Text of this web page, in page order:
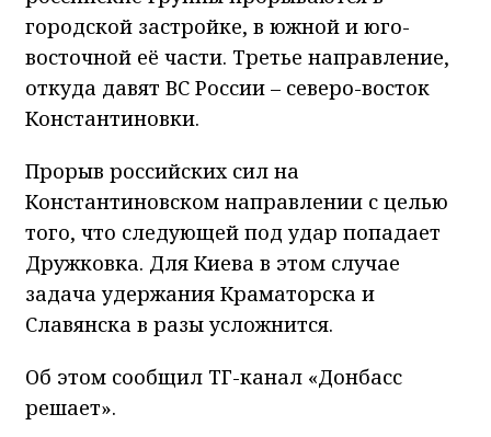
городской застройке, в южной и юго-
восточной её части. Третье направление,
откуда давят ВС России – северо-восток
Константиновки.
Прорыв российских сил на
Константиновском направлении с целью
того, что следующей под удар попадает
Дружковка. Для Киева в этом случае
задача удержания Краматорска и
Славянска в разы усложнится.
Об этом сообщил ТГ-канал «Донбасс
решает».